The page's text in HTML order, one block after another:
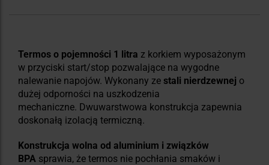
Termos o pojemności 1 litra z korkiem wyposażonym
w przyciski start/stop pozwalające na wygodne
nalewanie napojów. Wykonany ze stali nierdzewnej o
dużej odporności na uszkodzenia
mechaniczne. Dwuwarstwowa konstrukcja zapewnia
doskonałą izolacją termiczną.
Konstrukcja wolna od aluminium i związków
BPA sprawia, że termos nie pochłania smaków i